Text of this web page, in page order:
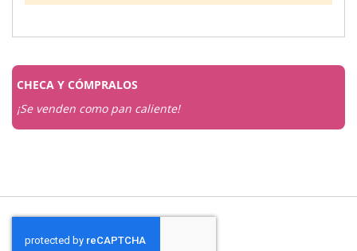
CHECA Y CÓMPRALOS
¡Se venden como pan caliente!